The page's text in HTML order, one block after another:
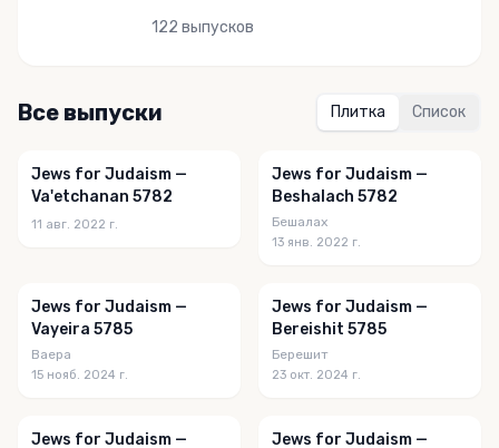
122 выпусков
Все выпуски Плитка Список
Jews for Judaism —
Va'etchanan 5782
11 авг. 2022 г.
Jews for Judaism —
Beshalach 5782
Бешалах
13 янв. 2022 г.
Jews for Judaism —
Vayeira 5785
Ваера
15 нояб. 2024 г.
Jews for Judaism —
Bereishit 5785
Берешит
23 окт. 2024 г.
Jews for Judaism —
Jews for Judaism —